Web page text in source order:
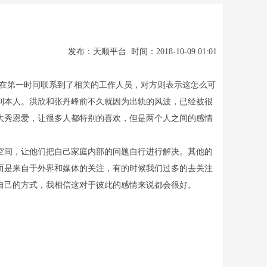
发布：天顺平台 时间：2018-10-09 01:01
一时间联系到了相关的工作人员，对方则表示这怎么可
人。洪欣和张丹峰前不久就因为出轨的风波，已经被很
恩爱，让很多人都特别的喜欢，但是两个人之间的感情
，让他们把自己家庭内部的问题自行进行解决。其他的
来自于外界和媒体的关注，有的时候我们过多的去关注
的方式，我相信这对于彼此的感情来说都会很好。